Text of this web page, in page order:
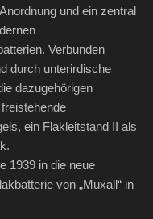
und ein zentral
Verbunden
durch unterirdische
dazugehörigen
ein Flakleitstand II als
1939 in die neue
von „Muxall“ in